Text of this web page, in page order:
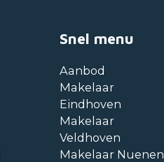
Snel menu
Aanbod
Makelaar
Eindhoven
Makelaar
Veldhoven
Makelaar Nuenen